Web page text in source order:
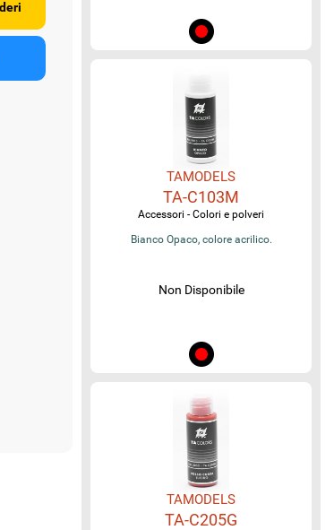
TAMODELS
TA-C103M
Accessori - Colori e polveri
Bianco Opaco, colore acrilico.
Non Disponibile
TAMODELS
TA-C205G